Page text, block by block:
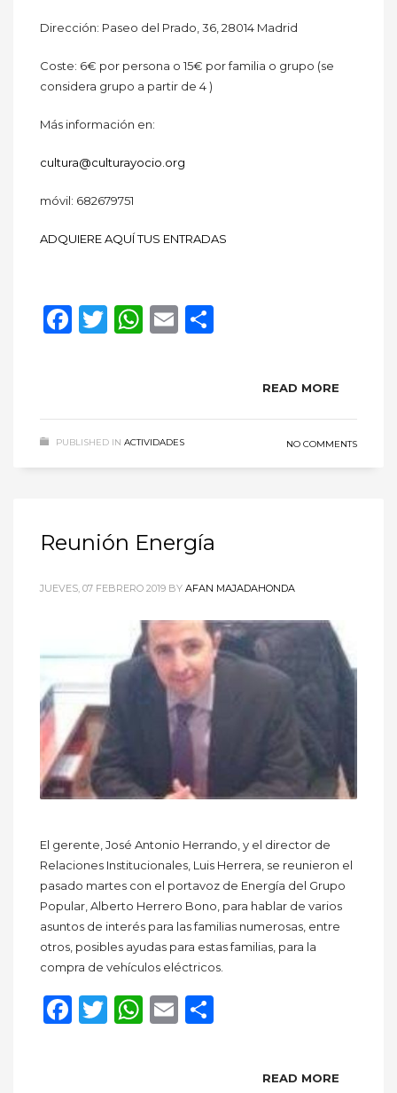
Dirección: Paseo del Prado, 36, 28014 Madrid
Coste: 6€ por persona o 15€ por familia o grupo (se
considera grupo a partir de 4 )
Más información en:
cultura@culturayocio.org
móvil: 682679751
ADQUIERE AQUÍ TUS ENTRADAS
Facebook
Twitter
WhatsApp
Email
READ MORE
PUBLISHED IN ACTIVIDADES NO COMMENTS
Reunión Energía
JUEVES, 07 FEBRERO 2019 BY AFAN MAJADAHONDA
El gerente, José Antonio Herrando, y el director de
Relaciones Institucionales, Luis Herrera, se reunieron el
pasado martes con el portavoz de Energía del Grupo
Popular, Alberto Herrero Bono, para hablar de varios
asuntos de interés para las familias numerosas, entre
otros, posibles ayudas para estas familias, para la
compra de vehículos eléctricos.
Facebook
Twitter
WhatsApp
Email
READ MORE